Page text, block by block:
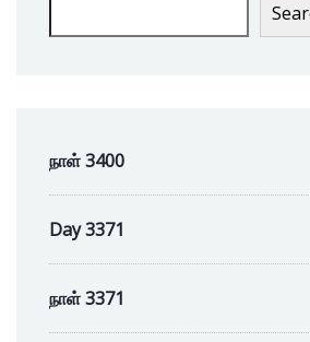
நாள் 3400
Day 3371
நாள் 3371